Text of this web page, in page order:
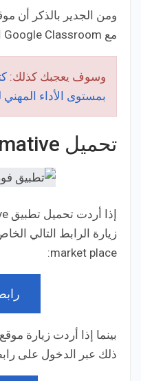
مع Google Classroom الشهير.
وسوف يعجبك كذلك:
بمستوى الأداء
تحميل Formative
market place:
ذلك عبر الدخول على